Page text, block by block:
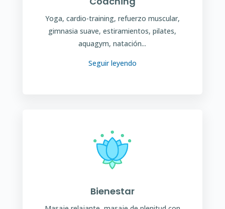
Yoga, cardio-training, refuerzo muscular,
gimnasia suave, estiramientos, pilates,
aquagym, natación...
Seguir leyendo
Bienestar